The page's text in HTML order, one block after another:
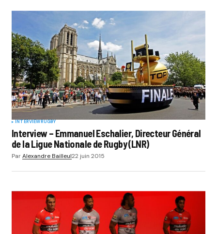
INTERVIEW RUGBY
Interview – Emmanuel Eschalier, Directeur Général
de la Ligue Nationale de Rugby (LNR)
ParAlexandre Bailleul22 juin 2015